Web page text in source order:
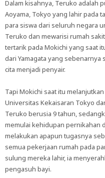
Dalam kisahnya, Teruko adalah
Aoyama, Tokyo yang lahir pada
para siswa dari seluruh negara
Teruko dan mewarisi rumah
tertarik pada Mokichi yang saat
dari Yamagata yang
cita menjadi penyair.
Tapi Mokichi saat itu
Universitas Kekaisaran Tokyo
Teruko berusia 9 tahun,
memulai kehidupan pernikahan
melakukan apapun tugasnya
semua pekerjaan rumah pada
sulung mereka lahir, ia
pengasuh bayi.